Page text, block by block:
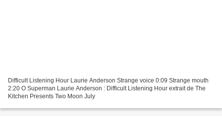
Difficult Listening Hour Laurie Anderson Strange voice 0:09 Strange mouth
2:20 O Superman Laurie Anderson : Difficult Listening Hour extrait de The
Kitchen Presents Two Moon July